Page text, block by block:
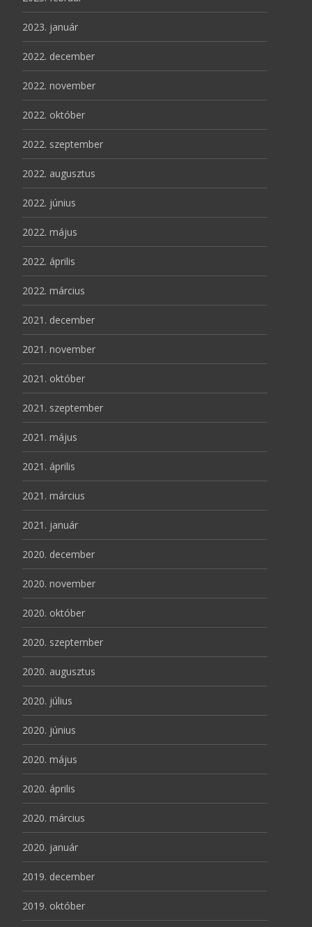
2023. január
2022. december
2022. november
2022. október
2022. szeptember
2022. augusztus
2022. június
2022. május
2022. április
2022. március
2021. december
2021. november
2021. október
2021. szeptember
2021. május
2021. április
2021. március
2021. január
2020. december
2020. november
2020. október
2020. szeptember
2020. augusztus
2020. július
2020. június
2020. május
2020. április
2020. március
2020. január
2019. december
2019. október